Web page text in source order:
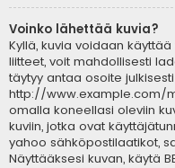
Voinko lähettää kuvia?
Kyllä, kuvia voidaan
liitteet, voit mahdollisesti
täytyy antaa osoite
http://www.example.com/
omalla koneellasi oleviin
kuviin, jotka ovat
yahoo sähköpostilaatikot,
Näyttääksesi kuvan, käytä